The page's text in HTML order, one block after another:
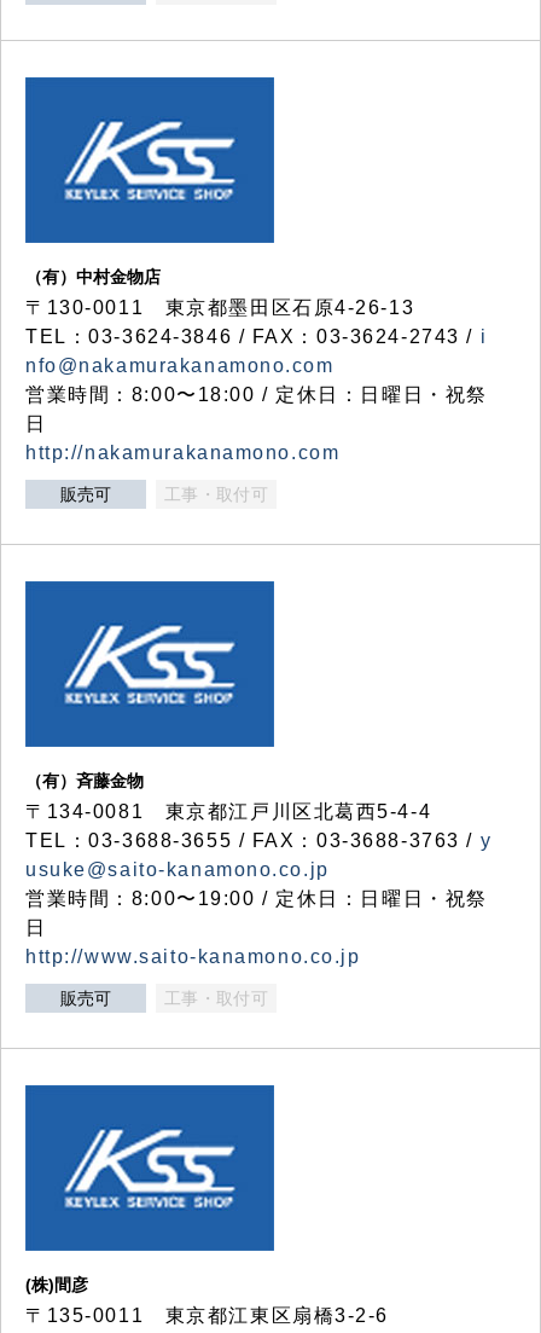
（有）中村金物店
〒130-0011 東京都墨田区石原4-26-13
TEL：03-3624-3846 / FAX：03-3624-2743 / i
nfo@nakamurakanamono.com
営業時間：8:00〜18:00 / 定休日：日曜日・祝祭
日
http://nakamurakanamono.com
販売可 工事・取付可
（有）斉藤金物
〒134-0081 東京都江戸川区北葛西5-4-4
TEL：03-3688-3655 / FAX：03-3688-3763 / y
usuke@saito-kanamono.co.jp
営業時間：8:00〜19:00 / 定休日：日曜日・祝祭
日
http://www.saito-kanamono.co.jp
販売可 工事・取付可
(株)間彦
〒135-0011 東京都江東区扇橋3-2-6